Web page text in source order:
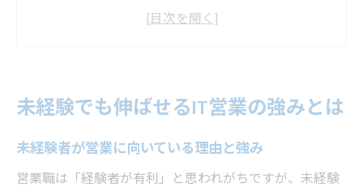
IT営業で求められる柔軟な発想力の磨き方
営業志望者が名古屋で活躍する秘訣
営業志望者が名古屋で評価される資質とは
名古屋の企業で営業が重視される理由
営業志望者が地元で信頼を得るコツ
未経験でも伸ばせるIT営業の強みとは
未経験者が営業に向いている理由と強み
営業職は「経験者が有利」と思われがちですが、未経験